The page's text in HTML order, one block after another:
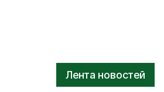
Лента новостей